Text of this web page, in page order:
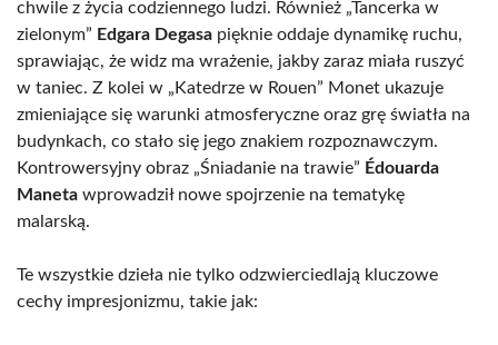
chwile z życia codziennego ludzi. Również „Tancerka w
zielonym” Edgara Degasa pięknie oddaje dynamikę ruchu,
sprawiając, że widz ma wrażenie, jakby zaraz miała ruszyć
w taniec. Z kolei w „Katedrze w Rouen” Monet ukazuje
zmieniające się warunki atmosferyczne oraz grę światła na
budynkach, co stało się jego znakiem rozpoznawczym.
Kontrowersyjny obraz „Śniadanie na trawie” Édouarda
Maneta wprowadził nowe spojrzenie na tematykę
malarską.
Te wszystkie dzieła nie tylko odzwierciedlają kluczowe
cechy impresjonizmu, takie jak: